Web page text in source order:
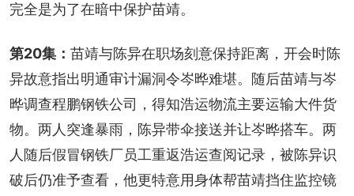
完全是为了在暗中保护苗靖。
第20集： 苗靖与陈异在职场刻意保持距离，开会时陈
异故意指出明通审计漏洞令岑晔难堪。随后苗靖与岑
晔调查程鹏钢铁公司，得知浩运物流主要运输大件货
物。两人突逢暴雨，陈异带伞接送并让岑晔搭车。两
人随后假冒钢铁厂员工重返浩运查阅记录，被陈异识
破后仍准予查看，他更特意用身体帮苗靖挡住监控镜